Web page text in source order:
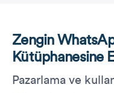
Zengin
Kütüphanesine
Pazarlama ve